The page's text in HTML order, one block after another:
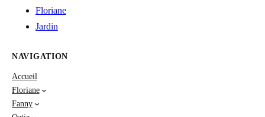
Floriane
Jardin
NAVIGATION
Accueil
Floriane
Fanny